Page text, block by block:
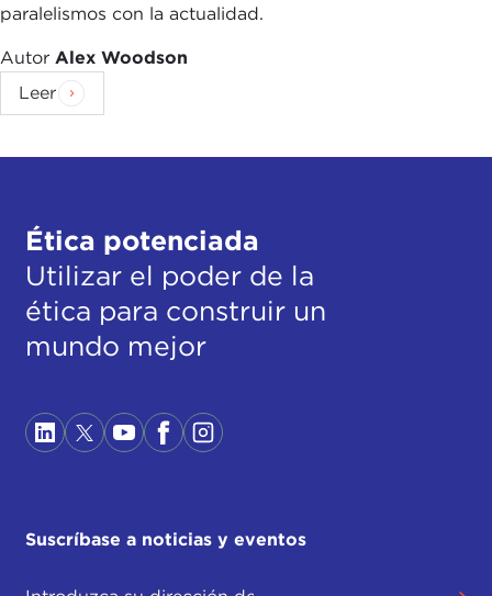
paralelismos con la actualidad.
Autor Alex Woodson
Leer
Ética potenciada
Utilizar el poder de la
ética para construir un
mundo mejor
Suscríbase a noticias y eventos